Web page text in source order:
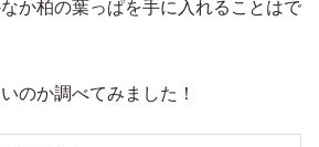
か柏の葉っぱを手に入れることはで
のか調べてみました！